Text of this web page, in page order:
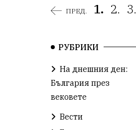
ПРЕД. 1. 2. 3.
РУБРИКИ
На днешния ден:
България през
вековете
Вести